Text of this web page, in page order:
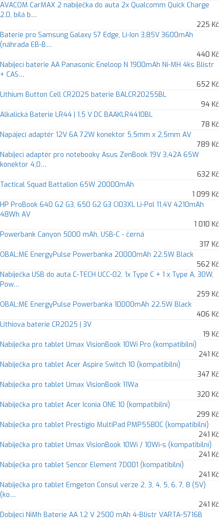
AVACOM CarMAX 2 nabíječka do auta 2x Qualcomm Quick Charge
2.0, bílá b…
225 Kč
Baterie pro Samsung Galaxy S7 Edge, Li-Ion 3,85V 3600mAh
(náhrada EB-B…
440 Kč
Nabíjecí baterie AA Panasonic Eneloop N 1900mAh Ni-MH 4ks Blistr
+ CAS…
652 Kč
Lithium Button Cell CR2025 baterie BALCR20255BL
94 Kč
Alkalická Baterie LR44 | 1.5 V DC BAAKLR4410BL
78 Kč
Napájecí adaptér 12V 6A 72W konektor 5,5mm x 2,5mm AV
789 Kč
Nabíjecí adaptér pro notebooky Asus ZenBook 19V 3,42A 65W
konektor 4,0…
632 Kč
Tactical Squad Battalion 65W 20000mAh
1 099 Kč
HP ProBook 640 G2 G3, 650 G2 G3 CI03XL Li-Pol 11,4V 4210mAh
48Wh AV
1 010 Kč
Powerbank Canyon 5000 mAh, USB-C - černá
317 Kč
OBAL:ME EnergyPulse Powerbanka 20000mAh 22.5W Black
562 Kč
Nabíječka USB do auta C-TECH UCC-02, 1x Type C + 1 x Type A, 30W,
Pow…
259 Kč
OBAL:ME EnergyPulse Powerbanka 10000mAh 22.5W Black
406 Kč
Lithiova baterie CR2025 | 3V
19 Kč
Nabíječka pro tablet Umax VisionBook 10Wi Pro (kompatibilní)
241 Kč
Nabíječka pro tablet Acer Aspire Switch 10 (kompatibilní)
347 Kč
Nabíječka pro tablet Umax VisionBook 11Wa
320 Kč
Nabíječka pro tablet Acer Iconia ONE 10 (kompatibilní)
299 Kč
Nabíječka pro tablet Prestigio MultiPad PMP5580C (kompatibilní)
241 Kč
Nabíječka pro tablet Umax VisionBook 10Wi / 10Wi-s (kompatibilní)
241 Kč
Nabíječka pro tablet Sencor Element 7D001 (kompatibilní)
241 Kč
Nabíječka pro tablet Emgeton Consul verze 2, 3, 4, 5, 6, 7, 8 (5V)
(ko…
241 Kč
Dobíjecí NiMh Baterie AA 1.2 V 2500 mAh 4-Blistr VARTA-5716B